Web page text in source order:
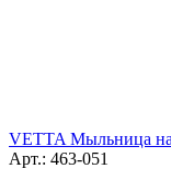
VETTA Мыльница на
Арт.: 463-051